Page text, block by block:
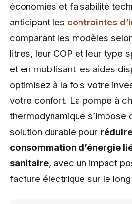
économies et faisabilité
anticipant les contraintes
comparant les modèles
litres, leur COP et leur type
et en mobilisant les aides
optimisez à la fois votre
votre confort. La pompe à
thermodynamique s’impose
solution durable pour
consommation d’énergie
sanitaire, avec un impact
facture électrique sur le